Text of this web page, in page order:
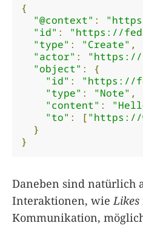
{
"@context" :
"id" :
"https://
"type" : "Create" ,
"actor" :
"https://
"object" :
{
"id" :
"https://
"type" : "Note" ,
"content" :
"to" : ["https://
}
}
Daneben sind natürlich
Interaktionen, wie Likes
Kommunikation,